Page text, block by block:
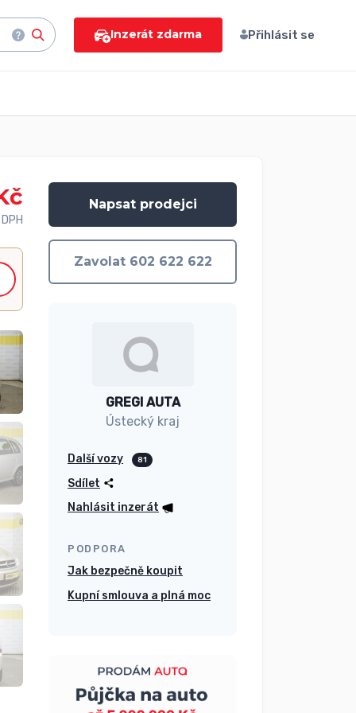
Inzerát zdarma Přihlásit se
Napsat prodejci
Zavolat 602 622 622
GREGI AUTA
Ústecký kraj
Další vozy 81
Sdílet
Nahlásit inzerát
PODPORA
Jak bezpečně koupit
Kupní smlouva a plná moc